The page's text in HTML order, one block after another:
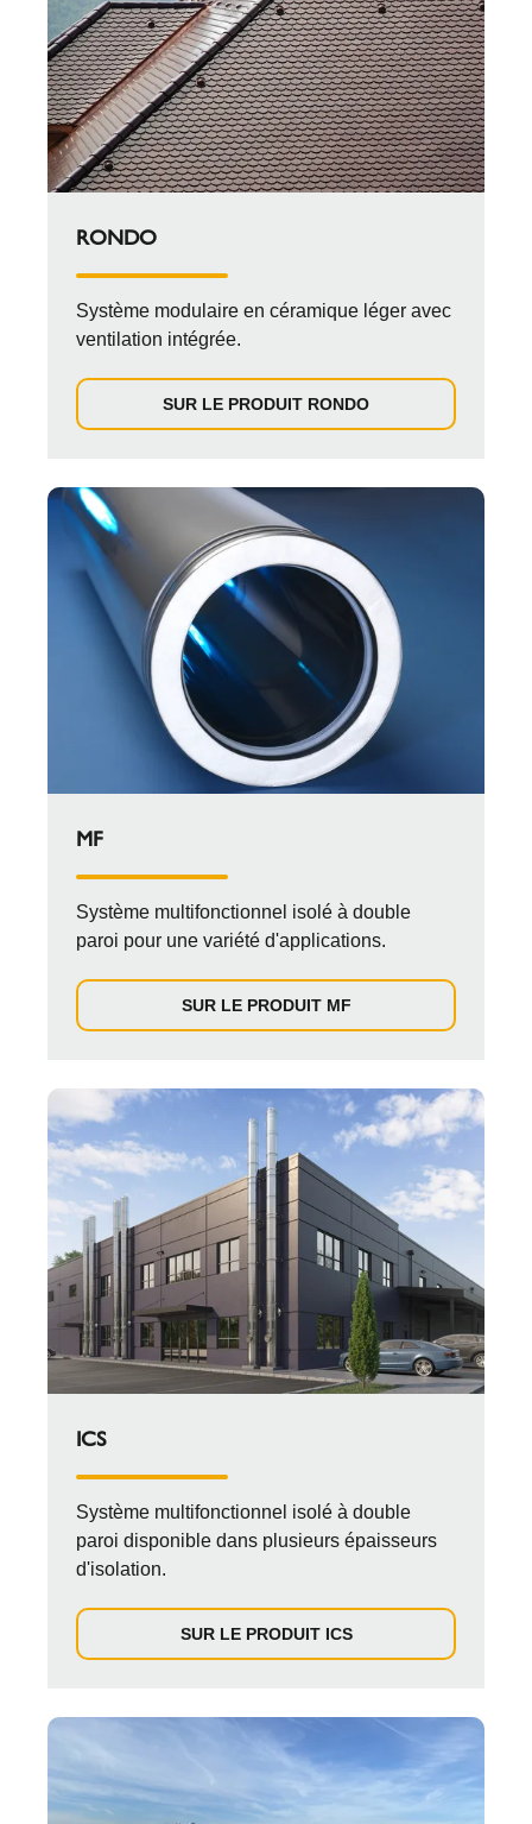
RONDO
Système modulaire en céramique léger avec
ventilation intégrée.
SUR LE PRODUIT RONDO
MF
Système multifonctionnel isolé à double
paroi pour une variété d'applications.
SUR LE PRODUIT MF
ICS
Système multifonctionnel isolé à double
paroi disponible dans plusieurs épaisseurs
d'isolation.
SUR LE PRODUIT ICS